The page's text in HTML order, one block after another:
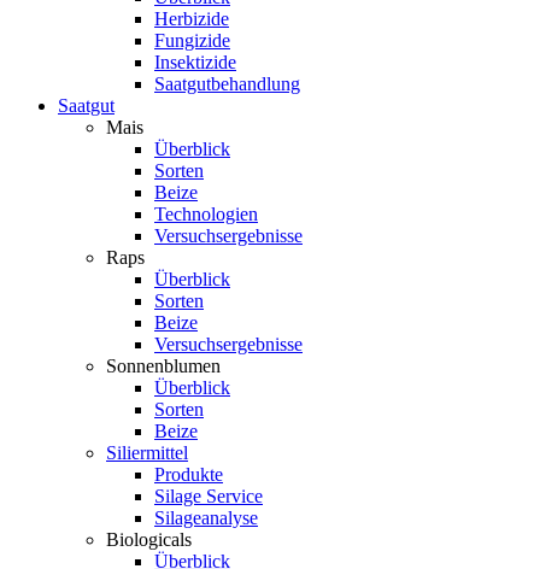
Herbizide
Fungizide
Insektizide
Saatgutbehandlung
Saatgut
Mais
Überblick
Sorten
Beize
Technologien
Versuchsergebnisse
Raps
Überblick
Sorten
Beize
Versuchsergebnisse
Sonnenblumen
Überblick
Sorten
Beize
Siliermittel
Produkte
Silage Service
Silageanalyse
Biologicals
Überblick